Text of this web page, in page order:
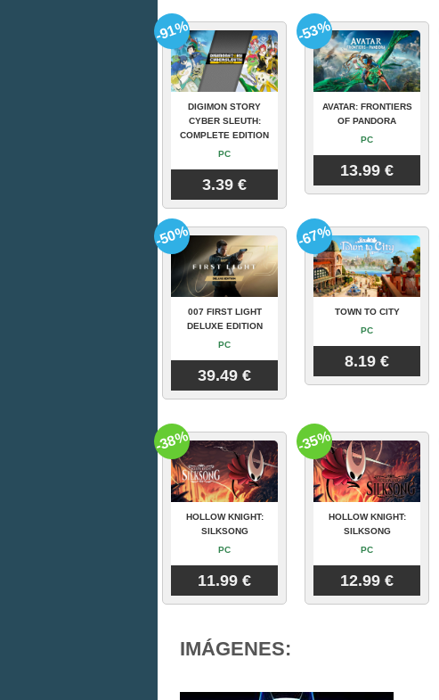
DIGIMON STORY
CYBER SLEUTH:
COMPLETE EDITION
PC
3.39 €
-91%
AVATAR: FRONTIERS
OF PANDORA
PC
13.99 €
-53%
007 FIRST LIGHT
DELUXE EDITION
PC
39.49 €
-50%
TOWN TO CITY
PC
8.19 €
-67%
HOLLOW KNIGHT:
SILKSONG
PC
11.99 €
-38%
HOLLOW KNIGHT:
SILKSONG
PC
12.99 €
-35%
IMÁGENES: